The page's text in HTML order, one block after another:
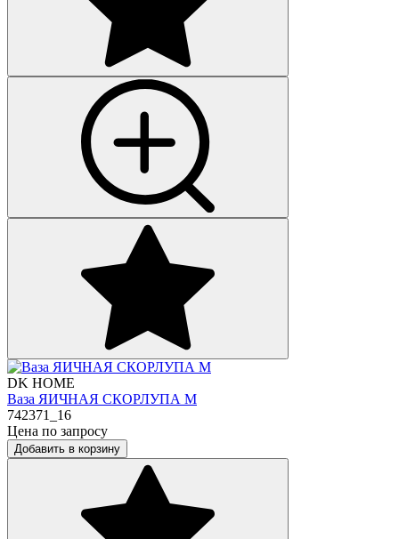
DK HOME
Ваза ЯИЧНАЯ СКОРЛУПА М
742371_16
Цена по запросу
Добавить в корзину